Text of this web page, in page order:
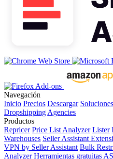
Navegación
Inicio Precios Descargar Soluciones
Dropshipping Agencies
Productos
Repricer Price List Analyzer Lister
Warehouses Seller Assistant
VPN by Seller Assistant Bulk
Analyzer Herramientas gratuitas